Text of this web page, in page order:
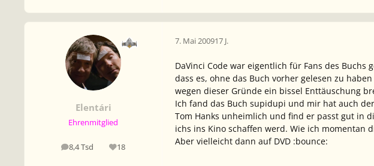
Elentári
Ehrenmitglied
8,4 Tsd
Beiträge 18
Reputation
7. Mai 200917 J.
DaVinci Code war eigentlich für Fans des
dass es, ohne das Buch vorher gelesen zu
wegen dieser Gründe ein bissel Enttäuschung
Ich fand das Buch supidupi und mir hat auch
Tom Hanks unheimlich und find er passt gut in
ichs ins Kino schaffen werd. Wie ich momentan
Aber vielleicht dann auf DVD :bounce: